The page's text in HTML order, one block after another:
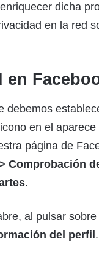
dicha
en la red
en
debemos
en el
página de
Comprobación
.
al pulsar sobre
del perfil